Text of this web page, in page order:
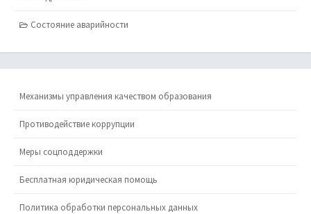
Состояние аварийности
Механизмы управления качеством образования
Противодействие коррупции
Меры соцподдержки
Бесплатная юридическая помощь
Политика обработки персональных данных